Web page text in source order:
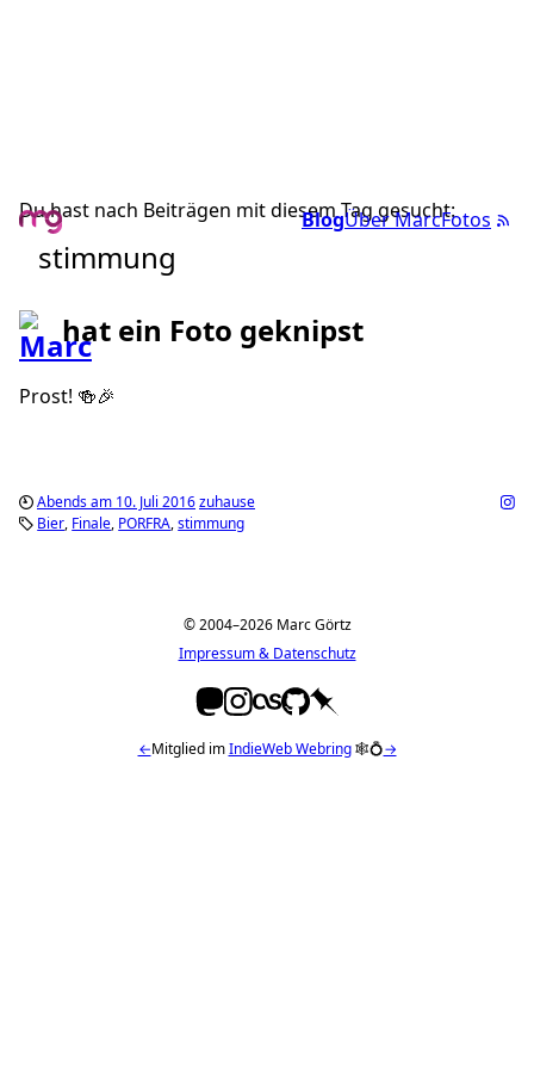
BlogÜber MarcFotos
Du hast nach Beiträgen mit diesem Tag gesucht:
stimmung
hat ein Foto geknipst
Prost! 🍻🎉
Abends am 10. Juli 2016zuhause
Bier Finale PORFRA stimmung
© 2004–2026 Marc Görtz
Impressum & Datenschutz
←Mitglied imIndieWeb Webring🕸💍→